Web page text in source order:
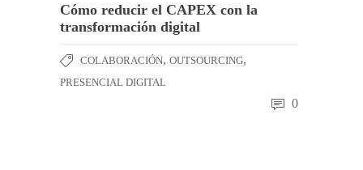
Cómo reducir el CAPEX con la
transformación digital
COLABORACIÓN, OUTSOURCING,
PRESENCIAL DIGITAL
0